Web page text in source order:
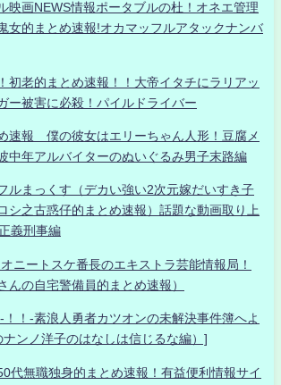
映画NEWS情報ポータブルの杜！オネエ管理
女的まとめ速報!オカマッフルアタックナンバ
初老的まとめ速報！！大帝イタチにラリアッ
ー被害に必殺！パイルドライバー
速報 僕の彼女はエリーちゃん人形！豆腐メ
中年アルバイターのぬいぐるみ男子末路編
ルまっくす（デカい強い2次元嫁だいすき子
シ之古惑仔的まとめ速報）話題な動画取り上
義刑事編
ニートスケ番長のエキストラ芸能情報局！
んの自宅警備員的まとめ速報）
！！-素浪人勇者カツオンの未解決事件簿へよ
ナンノ洋子のはなしは信じるな編）]
無職独身的まとめ速報！有益便利情報サイ